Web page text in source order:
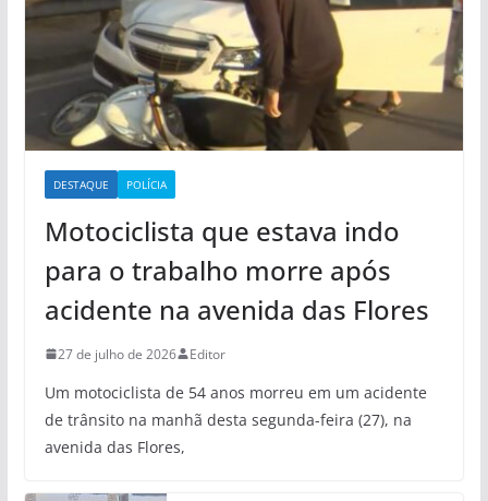
DESTAQUE POLÍCIA
Motociclista que estava indo
para o trabalho morre após
acidente na avenida das Flores
27 de julho de 2026 Editor
Um motociclista de 54 anos morreu em um acidente
de trânsito na manhã desta segunda-feira (27), na
avenida das Flores,